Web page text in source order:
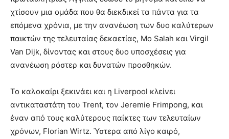
χτίσουν μια ομάδα που θα διεκδικεί τα πάντα για τα
επόμενα χρόνια, με την ανανέωση των δυο καλύτερων
παικτών της τελευταίας δεκαετίας, Mo Salah και Virgil
Van Dijk, δίνοντας και στους δυο υποσχέσεις για
ανανέωση ρόστερ και δυνατών προσθηκών.
Το καλοκαίρι ξεκινάει και η Liverpool κλείνει
αντικαταστάτη του Trent, τον Jeremie Frimpong, και
έναν από τους καλύτερους παίκτες των τελευταίων
χρόνων, Florian Wirtz. Ύστερα από λίγο καιρό,